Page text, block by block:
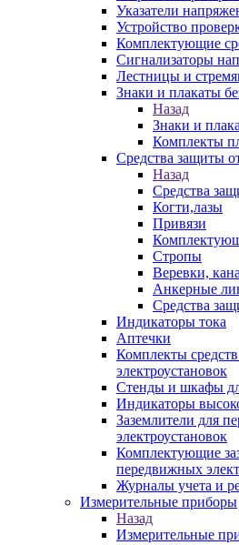
Указатели
Устройство
Комплектующие
Сигнализаторы
Лестницы и
Знаки и плакаты
Назад
Знаки и
Комплекты
Средства защиты
Назад
Средства
Когти,лазы
Привязи
Стропы
Веревки,
Анкерные
Средства
Индикаторы тока
Аптечки
Комплекты
электроустановок
Стенды и шкафы
Индикаторы
Заземлители для
электроустановок
Комплектующие
передвижных
Журналы учета и
Измерительные приборы
Назад
Измерительные